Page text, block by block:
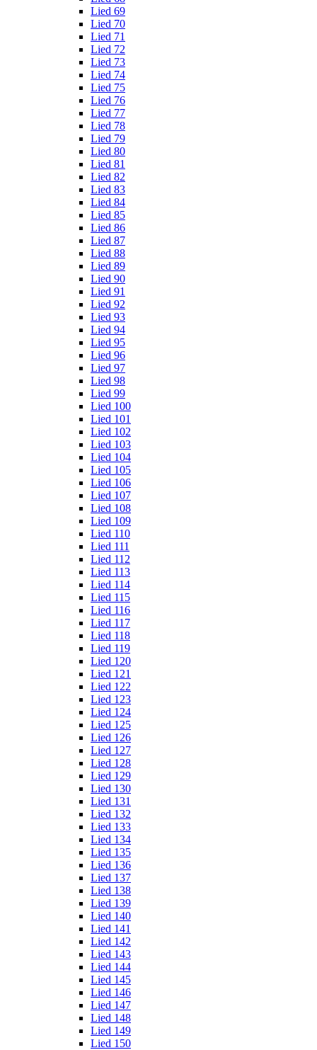
Lied 69
Lied 70
Lied 71
Lied 72
Lied 73
Lied 74
Lied 75
Lied 76
Lied 77
Lied 78
Lied 79
Lied 80
Lied 81
Lied 82
Lied 83
Lied 84
Lied 85
Lied 86
Lied 87
Lied 88
Lied 89
Lied 90
Lied 91
Lied 92
Lied 93
Lied 94
Lied 95
Lied 96
Lied 97
Lied 98
Lied 99
Lied 100
Lied 101
Lied 102
Lied 103
Lied 104
Lied 105
Lied 106
Lied 107
Lied 108
Lied 109
Lied 110
Lied 111
Lied 112
Lied 113
Lied 114
Lied 115
Lied 116
Lied 117
Lied 118
Lied 119
Lied 120
Lied 121
Lied 122
Lied 123
Lied 124
Lied 125
Lied 126
Lied 127
Lied 128
Lied 129
Lied 130
Lied 131
Lied 132
Lied 133
Lied 134
Lied 135
Lied 136
Lied 137
Lied 138
Lied 139
Lied 140
Lied 141
Lied 142
Lied 143
Lied 144
Lied 145
Lied 146
Lied 147
Lied 148
Lied 149
Lied 150